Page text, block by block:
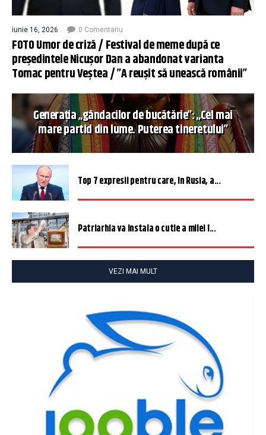
iunie 16, 2026 0 Comentariu
FOTO Umor de criză / Festival de meme după ce
președintele Nicușor Dan a abandonat varianta
Tomac pentru Veștea / ”A reușit să unească românii”
Generația „gândacilor de bucătărie”: „Cel mai
mare partid din lume. Puterea tineretului”
Top 7 expresii pentru care, în Rusia, a...
Patriarhia va instala o cutie a milei î...
VEZI MAI MULT